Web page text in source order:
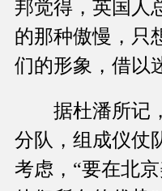
邦觉得，英国人
的那种傲慢，只
们的形象，借以
据杜潘所记，
分队，组成仪仗
考虑，“要在北